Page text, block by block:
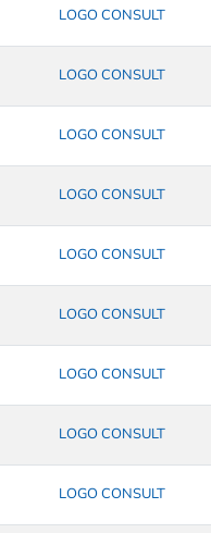
LOGO CONSULT
LOGO CONSULT
LOGO CONSULT
LOGO CONSULT
LOGO CONSULT
LOGO CONSULT
LOGO CONSULT
LOGO CONSULT
LOGO CONSULT